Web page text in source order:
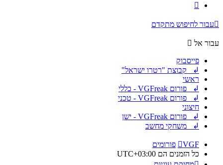
עבור לחיפוש מתקדם
עבור אל
פייסבוק
↲ קבוצת "רטרו ישראל"
ראשי
↲ פורום VGFreak - כללי
↲ פורום VGFreak - טכני
חיצוני
↲ פורום VGFreak - ישן
↲ משחקי מחשב
VGF
פורומים
כל הזמנים הם UTC+03:00